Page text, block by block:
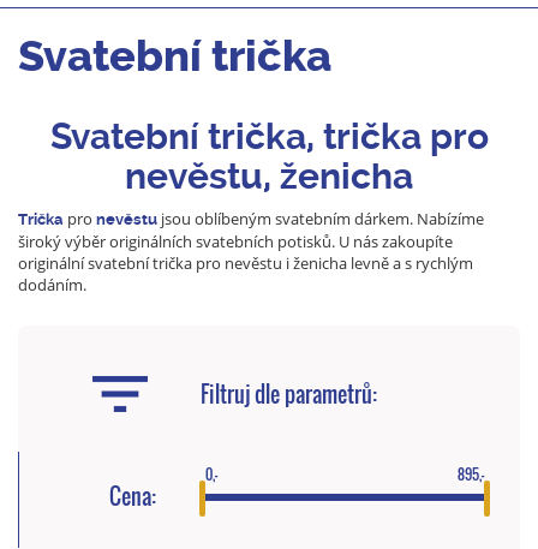
Svatební trička
Svatební trička, trička pro
nevěstu, ženicha
Trička pro nevěstu jsou oblíbeným svatebním dárkem. Nabízíme
široký výběr originálních svatebních potisků. U nás zakoupíte
originální svatební trička pro nevěstu i ženicha levně a s rychlým
dodáním.
Filtruj dle parametrů:
Cena:
0,- 895,-